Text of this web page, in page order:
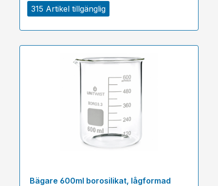
315 Artikel tillgänglig
Bägare 600ml borosilikat, lågformad